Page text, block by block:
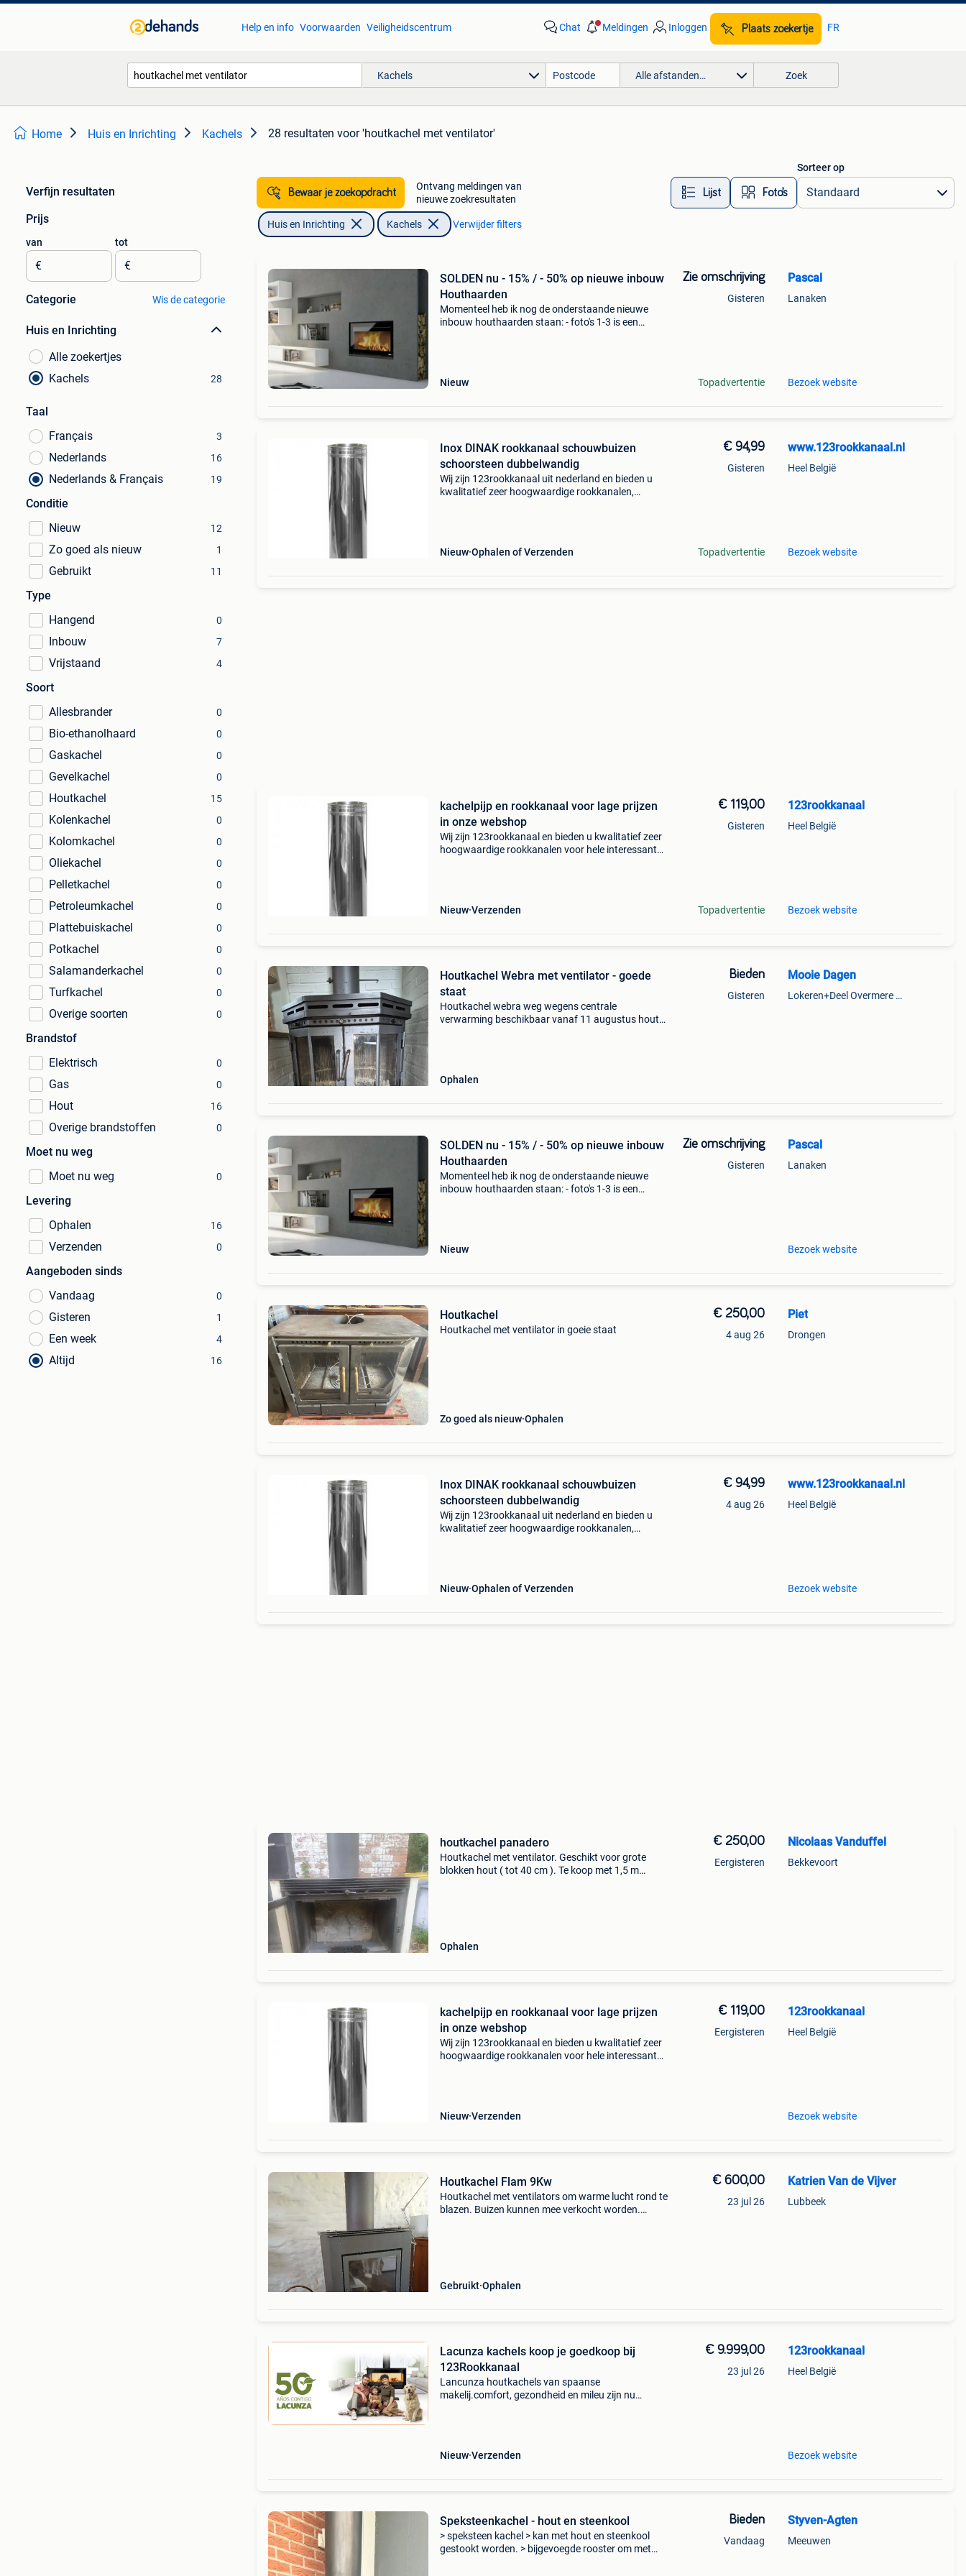
Help en info Voorwaarden Veiligheidscentrum Chat Meldingen Inloggen Plaats zoekertje FR
Kachels Alle afstanden… Zoek
Home Huis en Inrichting Kachels 28 resultaten voor 'houtkachel met ventilator'
Verfijn resultaten
Prijs
van
€
tot
€
Categorie Wis de categorie
Huis en Inrichting
Alle zoekertjes
Kachels
28
Taal
Français
3
Nederlands 16
Nederlands & Français 19
Conditie
Nieuw
12
Zo goed als nieuw 1
Gebruikt 11
Type
Hangend
0
Inbouw 7
Vrijstaand 4
Soort
Allesbrander
0
Bio-ethanolhaard 0
Gaskachel 0
Gevelkachel 0
Houtkachel 15
Kolenkachel 0
Kolomkachel 0
Oliekachel 0
Pelletkachel 0
Petroleumkachel 0
Plattebuiskachel 0
Potkachel 0
Salamanderkachel 0
Turfkachel 0
Overige soorten 0
Brandstof
Elektrisch
0
Gas 0
Hout 16
Overige brandstoffen 0
Moet nu weg
Moet nu weg
0
Levering
Ophalen
16
Verzenden 0
Aangeboden sinds
Vandaag
0
Gisteren 1
Een week 4
Altijd 16
Bewaar je zoekopdracht
Ontvang meldingen van
nieuwe zoekresultaten
Lijst Foto’s
Sorteer op
Huis en Inrichting Kachels Verwijder filters
SOLDEN nu - 15% / - 50% op nieuwe inbouw
Houthaarden
Momenteel heb ik nog de onderstaande nieuwe
inbouw houthaarden staan: - foto's 1-3 is een
Nieuw
Zie omschrijving
Gisteren
Topadvertentie
Pascal
Lanaken
Bezoek website
Inox DINAK rookkanaal schouwbuizen
schoorsteen dubbelwandig
Wij zijn 123rookkanaal uit nederland en bieden u
kwalitatief zeer hoogwaardige rookkanalen,
Nieuw Ophalen of Verzenden
€ 94,99
Gisteren
Topadvertentie
www.123rookkanaal.nl
Heel België
Bezoek website
kachelpijp en rookkanaal voor lage prijzen
in onze webshop
Wij zijn 123rookkanaal en bieden u kwalitatief zeer
hoogwaardige rookkanalen voor hele interessante
Nieuw Verzenden
€ 119,00
Gisteren
Topadvertentie
123rookkanaal
Heel België
Bezoek website
Houtkachel Webra met ventilator - goede
staat
Houtkachel webra weg wegens centrale
verwarming beschikbaar vanaf 11 augustus hout
Ophalen
Bieden
Gisteren
Mooie Dagen
Lokeren+Deel Overmere En Zele
SOLDEN nu - 15% / - 50% op nieuwe inbouw
Houthaarden
Momenteel heb ik nog de onderstaande nieuwe
inbouw houthaarden staan: - foto's 1-3 is een
Nieuw
Zie omschrijving
Gisteren
Pascal
Lanaken
Bezoek website
Houtkachel
Houtkachel met ventilator in goeie staat
Zo goed als nieuw Ophalen
€ 250,00
4 aug 26
Piet
Drongen
Inox DINAK rookkanaal schouwbuizen
schoorsteen dubbelwandig
Wij zijn 123rookkanaal uit nederland en bieden u
kwalitatief zeer hoogwaardige rookkanalen,
Nieuw Ophalen of Verzenden
€ 94,99
4 aug 26
www.123rookkanaal.nl
Heel België
Bezoek website
houtkachel panadero
Houtkachel met ventilator. Geschikt voor grote
blokken hout ( tot 40 cm ). Te koop met 1,5 m
Ophalen
€ 250,00
Eergisteren
Nicolaas Vanduffel
Bekkevoort
kachelpijp en rookkanaal voor lage prijzen
in onze webshop
Wij zijn 123rookkanaal en bieden u kwalitatief zeer
hoogwaardige rookkanalen voor hele interessante
Nieuw Verzenden
€ 119,00
Eergisteren
123rookkanaal
Heel België
Bezoek website
Houtkachel Flam 9Kw
Houtkachel met ventilators om warme lucht rond te
blazen. Buizen kunnen mee verkocht worden.
Gebruikt Ophalen
€ 600,00
23 jul 26
Katrien Van de Vijver
Lubbeek
Lacunza kachels koop je goedkoop bij
123Rookkanaal
Lancunza houtkachels van spaanse
makelij.comfort, gezondheid en mileu zijn nu
Nieuw Verzenden
€ 9.999,00
23 jul 26
123rookkanaal
Heel België
Bezoek website
Speksteenkachel - hout en steenkool
> speksteen kachel > kan met hout en steenkool
gestookt worden. > bijgevoegde rooster om met
Bieden
Vandaag
Styven-Agten
Meeuwen